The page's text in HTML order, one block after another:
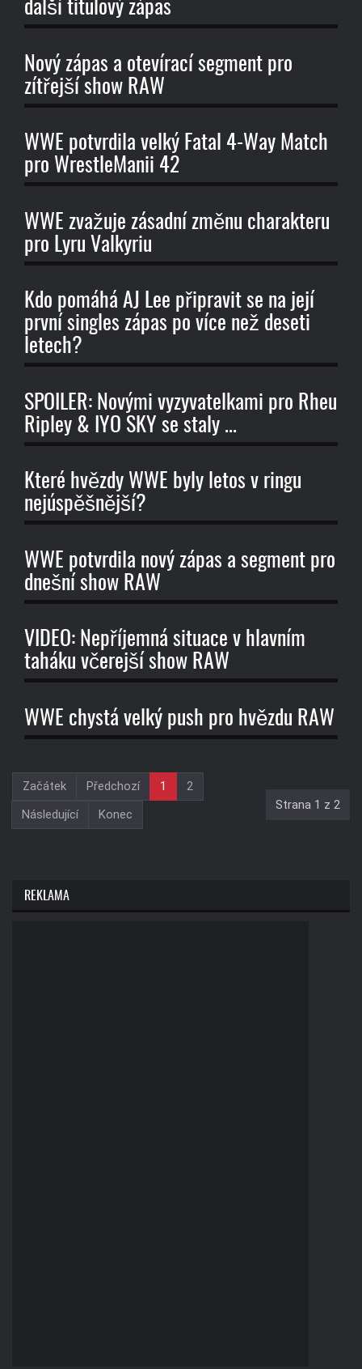
další titulový zápas
Nový zápas a otevírací segment pro
zítřejší show RAW
WWE potvrdila velký Fatal 4-Way Match
pro WrestleManii 42
WWE zvažuje zásadní změnu charakteru
pro Lyru Valkyriu
Kdo pomáhá AJ Lee připravit se na její
první singles zápas po více než deseti
letech?
SPOILER: Novými vyzyvatelkami pro Rheu
Ripley & IYO SKY se staly ...
Které hvězdy WWE byly letos v ringu
nejúspěšnější?
WWE potvrdila nový zápas a segment pro
dnešní show RAW
VIDEO: Nepříjemná situace v hlavním
taháku včerejší show RAW
WWE chystá velký push pro hvězdu RAW
Strana 1 z 2
Začátek Předchozí 1
2
Následující
Konec
REKLAMA